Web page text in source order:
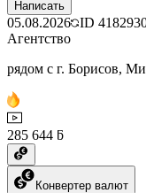
Написать
05.08.2026 ID
Агентство
рядом с г. Борисов,
285 644 ƃ
Конвертер валют